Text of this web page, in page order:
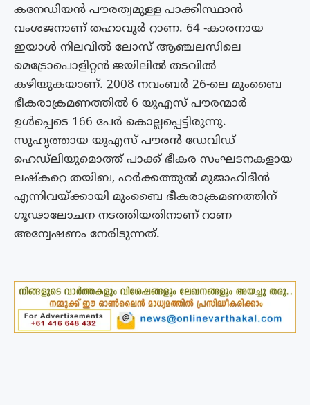
കനേഡിയൻ പൗരത്വമുള്ള പാക്കിസ്ഥാൻ
വംശജനാണ് തഹാവൂർ റാണ. 64 -കാരനായ
ഇയാൾ നിലവിൽ ലോസ് ആഞ്ചലസിലെ
മെട്രോപൊളിറ്റൻ ജയിലിൽ തടവിൽ
കഴിയുകയാണ്. 2008 നവംബർ 26-ലെ മുംബൈ
ഭീകരാക്രമണത്തിൽ 6 യുഎസ് പൗരന്മാർ
ഉൾപ്പെടെ 166 പേർ കൊല്ലപ്പെട്ടിരുന്നു.
സുഹൃത്തായ യുഎസ് പൗരൻ ഡേവിഡ്
ഹെഡ്‍ലിയുമൊത്ത് പാക്ക് ഭീകര സംഘടനകളായ
ലഷ്കറെ തയിബ, ഹർക്കത്തുൽ മുജാഹിദീൻ
എന്നിവയ്ക്കായി മുംബൈ ഭീകരാക്രമണത്തിന്
ഗൂഢാലോചന നടത്തിയതിനാണ് റാണ
അന്വേഷണം നേരിടുന്നത്.